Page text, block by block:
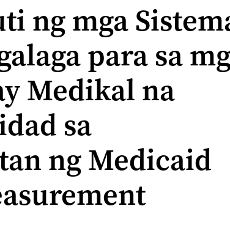
ng mga
para sa
Medikal na
sa
ng Medicaid